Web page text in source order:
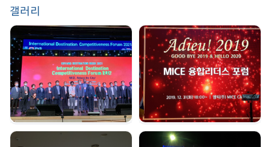
갤러리
GDW 2021 | 2021.
08. 25
송년회 | 2019. 12. 31